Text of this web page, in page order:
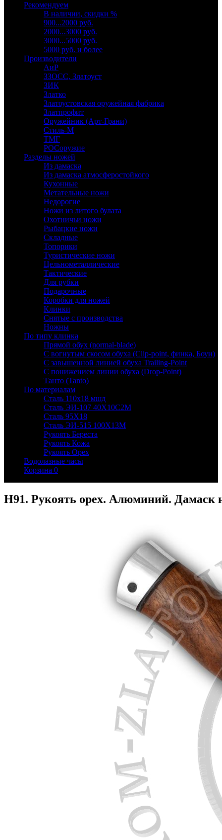
Рекомендуем
В наличии, скидки %
900...2000 руб.
2000...3000 руб.
3000...5000 руб.
5000 руб. и более
Производители
АиР
ЗЗОСС, Златоуст
ЗИК
Златко
Златоустовская оружейная фабрика
Златпрофит
Оружейник (Арт-Грани)
Стиль-М
ТМГ
РОСоружие
Разделы ножей
Из дамаска
Из дамаска атмосферостойкого
Кухонные
Метательные ножи
Недорогие
Ножи из литого булата
Охотничьи ножи
Рыбацкие ножи
Складные
Топорики
Туристические ножи
Цельнометаллические
Тактические
Для рубки
Подарочные
Коробки для ножей
Клинки
Снятые с производства
Ножны
По типу клинка
Прямой обух (normal-blade)
С вогнутым скосом обуха (Clip-point, финка, Боуи)
С завышенной линией обуха Trailing-Point
С понижением линии обуха (Drop-Point)
Танто (Tanto)
По материалам
Сталь 110х18 мшд
Сталь ЭИ-107 40Х10С2М
Сталь 95Х18
Сталь ЭИ-515 100Х13М
Рукоять Береста
Рукоять Кожа
Рукоять Орех
Водолазные часы
Корзина 0
Н91. Рукоять орех. Алюминий. Дамаск